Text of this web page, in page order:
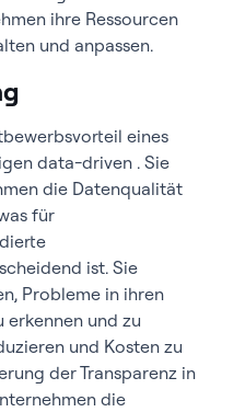
ihre Ressourcen
und anpassen.
eines
data-driven . Sie
die Datenqualität
für
ist. Sie
Probleme in ihren
und zu
und Kosten zu
der Transparenz in
die